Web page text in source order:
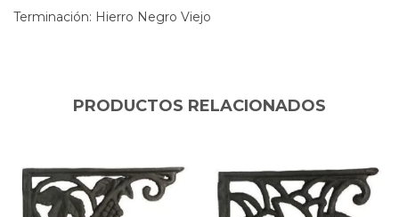
Terminación: Hierro Negro Viejo
PRODUCTOS RELACIONADOS